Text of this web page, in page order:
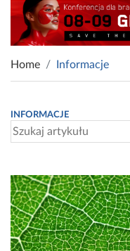
Home Informacje
INFORMACJE